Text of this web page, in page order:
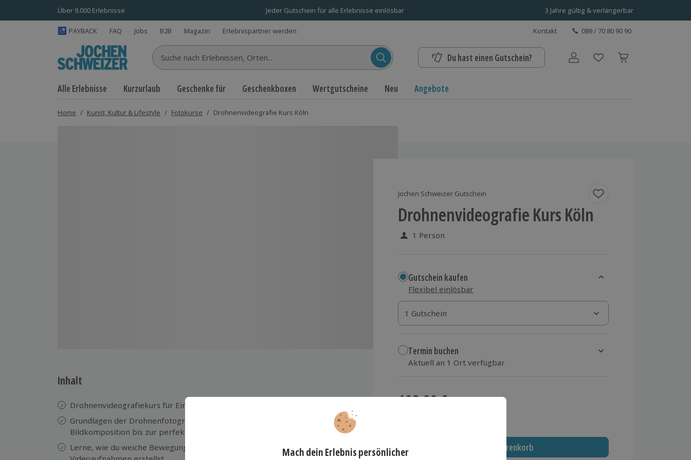
Über 9.000 Erlebnisse Jeder Gutschein für alle Erlebnisse einlösbar 3 Jahre gültig & verlängerbar
PAYBACK FAQ Jobs B2B Magazin Erlebnispartner werden Kontakt 089 / 70 80 90 90
Suche nach Erlebnissen... Du hast einen Gutschein? Benutzerkonto
Alle Erlebnisse Kurzurlaub Geschenke für Geschenkboxen Wertgutscheine Neu Angebote
Home / Kunst, Kultur & Lifestyle / Fotokurse / Drohnenvideografie Kurs Köln
Jochen Schweizer Gutschein
Drohnenvideografie Kurs Köln
1 Person
Gutschein kaufen
Flexibel einlösbar
1 Gutschein
1 Gutschein
1 Gutschein
Termin buchen
Aktuell an 1 Ort verfügbar
103,90 €
In den Warenkorb
Inhalt
Drohnenvideografiekurs für Einsteiger
Grundlagen der Drohnenfotografie und -videografie von Kameratechnik über
Bildkomposition bis zur perfekten Perspektivenwahl
Lerne, wie du weiche Bewegungen, fließende Übergänge und fesselnde